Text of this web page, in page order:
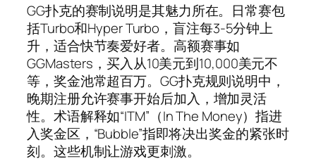
GG扑克的赛制说明是其魅力所在。日常赛包
括Turbo和Hyper Turbo，盲注每3-5分钟上
升，适合快节奏爱好者。高额赛事如
GGMasters，买入从10美元到10,000美元不
等，奖金池常超百万。GG扑克规则说明中，
晚期注册允许赛事开始后加入，增加灵活
性。术语解释如“ITM”（In The Money）指进
入奖金区，“Bubble”指即将决出奖金的紧张时
刻。这些机制让游戏更刺激。